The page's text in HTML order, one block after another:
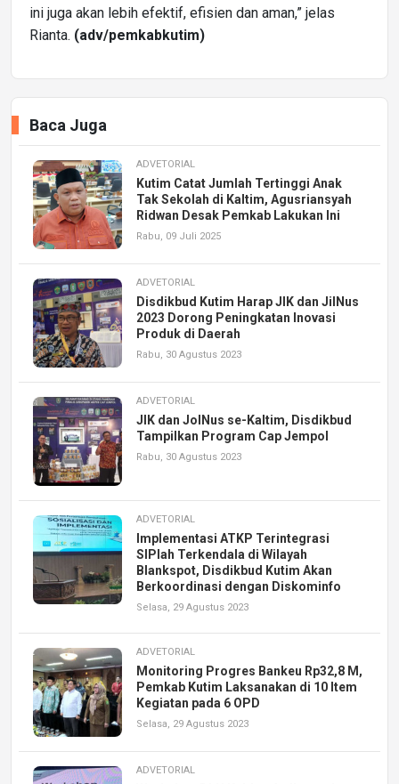
ini juga akan lebih efektif, efisien dan aman,” jelas
Rianta. (adv/pemkabkutim)
Baca Juga
ADVETORIAL
Kutim Catat Jumlah Tertinggi Anak
Tak Sekolah di Kaltim, Agusriansyah
Ridwan Desak Pemkab Lakukan Ini
Rabu, 09 Juli 2025
ADVETORIAL
Disdikbud Kutim Harap JIK dan JilNus
2023 Dorong Peningkatan Inovasi
Produk di Daerah
Rabu, 30 Agustus 2023
ADVETORIAL
JIK dan JolNus se-Kaltim, Disdikbud
Tampilkan Program Cap Jempol
Rabu, 30 Agustus 2023
ADVETORIAL
Implementasi ATKP Terintegrasi
SIPlah Terkendala di Wilayah
Blankspot, Disdikbud Kutim Akan
Berkoordinasi dengan Diskominfo
Selasa, 29 Agustus 2023
ADVETORIAL
Monitoring Progres Bankeu Rp32,8 M,
Pemkab Kutim Laksanakan di 10 Item
Kegiatan pada 6 OPD
Selasa, 29 Agustus 2023
ADVETORIAL